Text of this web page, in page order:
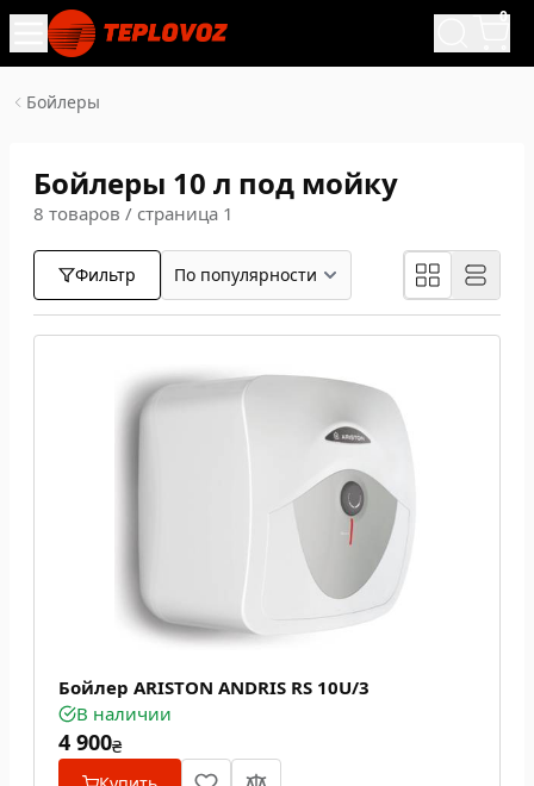
0
Бойлеры
Бойлеры 10 л под мойку
8 товаров / страница 1
Фильтр
Бойлер ARISTON ANDRIS RS 10U/3
В наличии
4 900₴